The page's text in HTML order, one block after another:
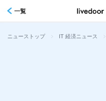
一覧
ニューストップ > IT 経済ニュース >